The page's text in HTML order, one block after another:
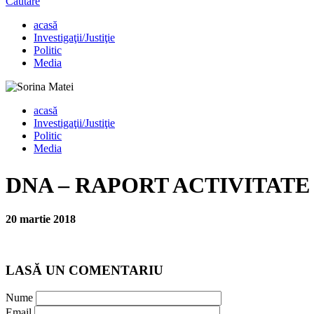
acasă
Investigaţii/Justiţie
Politic
Media
acasă
Investigaţii/Justiţie
Politic
Media
DNA – RAPORT ACTIVITATE
20 martie 2018
LASĂ UN COMENTARIU
Nume